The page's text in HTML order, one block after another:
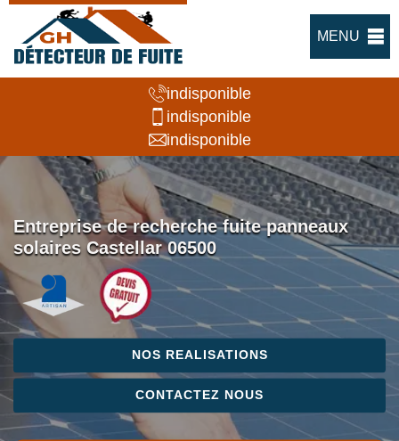
MENU
indisponible
indisponible
indisponible
Entreprise de recherche fuite panneaux
solaires Castellar 06500
NOS REALISATIONS
CONTACTEZ NOUS